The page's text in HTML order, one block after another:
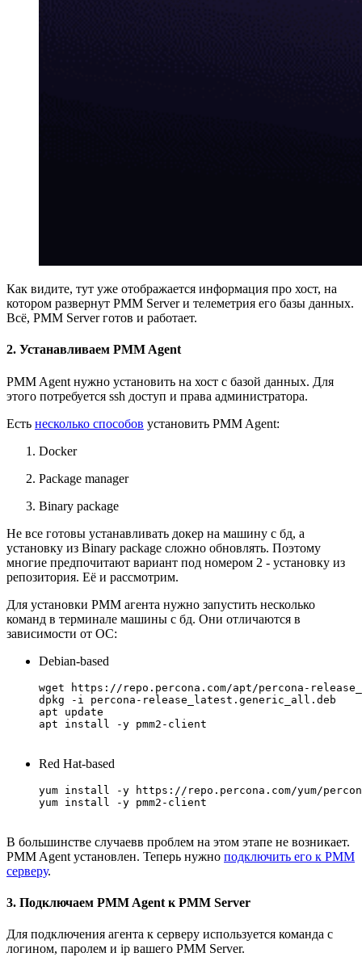
Как видите, тут уже отображается информация про хост, на
котором развернут PMM Server и телеметрия его базы данных.
Всё, PMM Server готов и работает.
2. Устанавливаем PMM Agent
PMM Agent нужно установить на хост с базой данных. Для
этого потребуется ssh доступ и права администратора.
Есть несколько способов установить PMM Agent:
Docker
Package manager
Binary package
Не все готовы устанавливать докер на машину с бд, а
установку из Binary package сложно обновлять. Поэтому
многие предпочитают вариант под номером 2 - установку из
репозитория. Её и рассмотрим.
Для установки PMM агента нужно запустить несколько
команд в терминале машины с бд. Они отличаются в
зависимости от ОС:
Debian-based
wget https://repo.percona.com/apt/percona-
dpkg -i percona-release_latest.generic_all.deb
apt update
apt install -y pmm2-client
Red Hat-based
yum install -y https://repo.percona.com/yum/
yum install -y pmm2-client
В большинстве случаевв проблем на этом этапе не возникает.
PMM Agent установлен. Теперь нужно подключить его к PMM
серверу.
3. Подключаем PMM Agent к PMM Server
Для подключения агента к серверу используется команда с
логином, паролем и ip вашего PMM Server.